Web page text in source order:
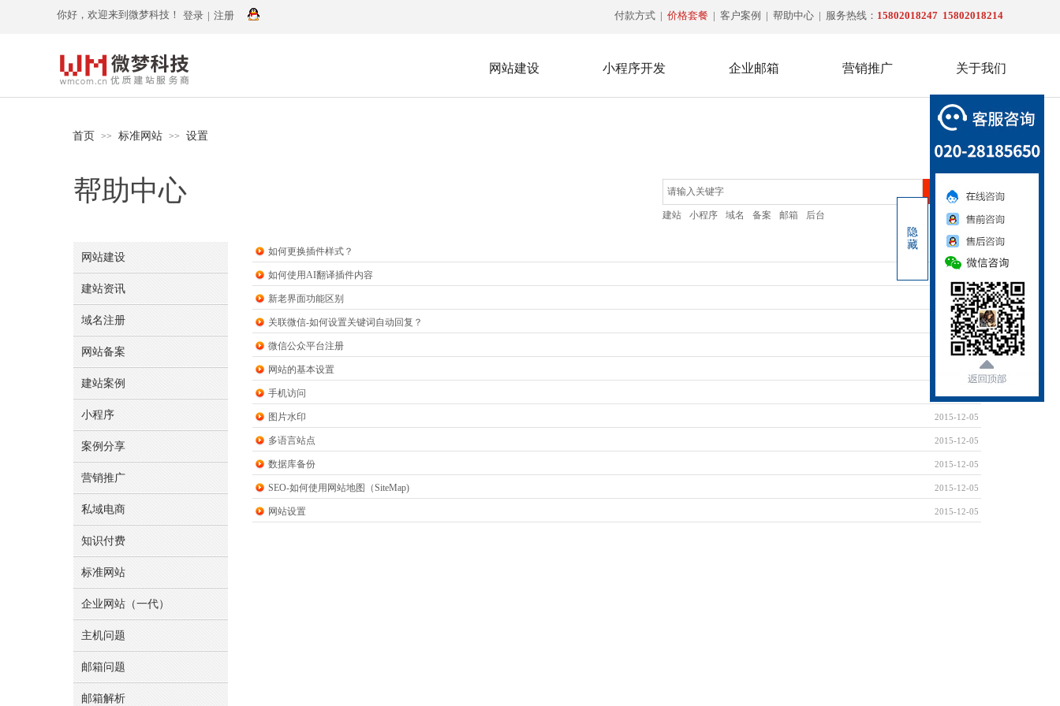
你好，欢迎来到微梦科技！ 登录 | 注册 付款方式 | 价格套餐 | 客户案例 | 帮助中心 | 服务热线： 15802018247 15802018214
网站建设 小程序开发 企业邮箱 营销推广 关于我们
首页 >> 标准网站 >> 设置
帮助中心 搜索
建站 小程序 域名 备案 邮箱 后台
如何更换插件样式？
如何使用AI翻译插件内容
新老界面功能区别 2023-12-05
关联微信-如何设置关键词自动回复？ 2015-12-05
微信公众平台注册 2015-12-05
网站的基本设置
手机访问 2015-12-05
图片水印 2015-12-05
多语言站点 2015-12-05
数据库备份 2015-12-05
SEO-如何使用网站地图（SiteMap) 2015-12-05
网站设置 2015-12-05
网站建设
建站资讯
域名注册
网站备案
建站案例
小程序
案例分享
营销推广
私域电商
知识付费
标准网站
企业网站（一代）
主机问题
邮箱问题
邮箱解析
隐
藏